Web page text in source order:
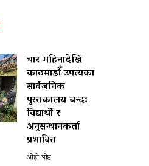
चार महिनादेखि
काठमाडौँ उपत्यका
सार्वजनिक
पुस्तकालय बन्द:
विद्यार्थी र
अनुसन्धानकर्ता
प्रभावित
ओहो पोष्ट